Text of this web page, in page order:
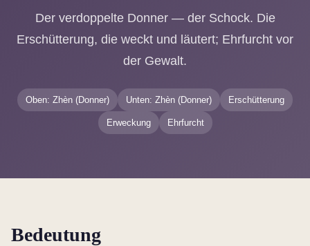
Der verdoppelte Donner — der Schock. Die
Erschütterung, die weckt und läutert; Ehrfurcht vor
der Gewalt.
Oben: Zhèn (Donner) Unten: Zhèn (Donner) Erschütterung
Erweckung Ehrfurcht
Bedeutung